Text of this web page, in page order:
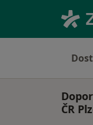
ČR